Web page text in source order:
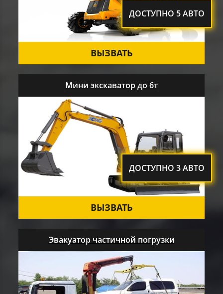
ДОСТУПНО 5 АВТО
ВЫЗВАТЬ
ДОСТУПНО 3 АВТО
Мини экскаватор до 6т
ВЫЗВАТЬ
Эвакуатор частичной погрузки